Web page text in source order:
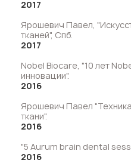
2017
Ярошевич Павел,
тканей", Спб.
2017
Nobel Biocare, "10 лет
инновации".
2016
Ярошевич Павел
ткани".
2016
"5 Aurum brain dental
2016